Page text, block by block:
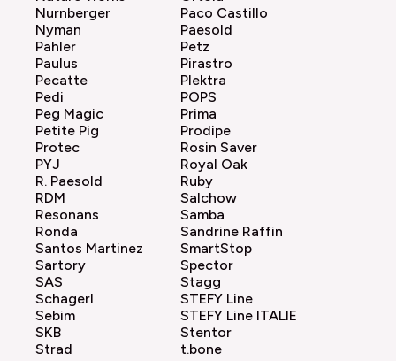
Nurnberger
Nyman
Paco Castillo
Paesold
Pahler
Paulus
Pecatte
Pedi
Peg Magic
Petite Pig
Petz
Pirastro
Plektra
POPS
Prima
Prodipe
Protec
PYJ
R. Paesold
RDM
Resonans
Ronda
Rosin Saver
Royal Oak
Ruby
Salchow
Samba
Sandrine Raffin
Santos Martinez
Sartory
SAS
Schagerl
Sebim
SKB
SmartStop
Spector
Stagg
STEFY Line
STEFY Line ITALIE
Stentor
Strad
t.bone